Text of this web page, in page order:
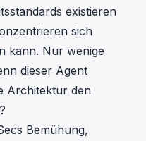
existieren
sich
kann. Nur wenige
dieser Agent
Architektur den
Bemühung,